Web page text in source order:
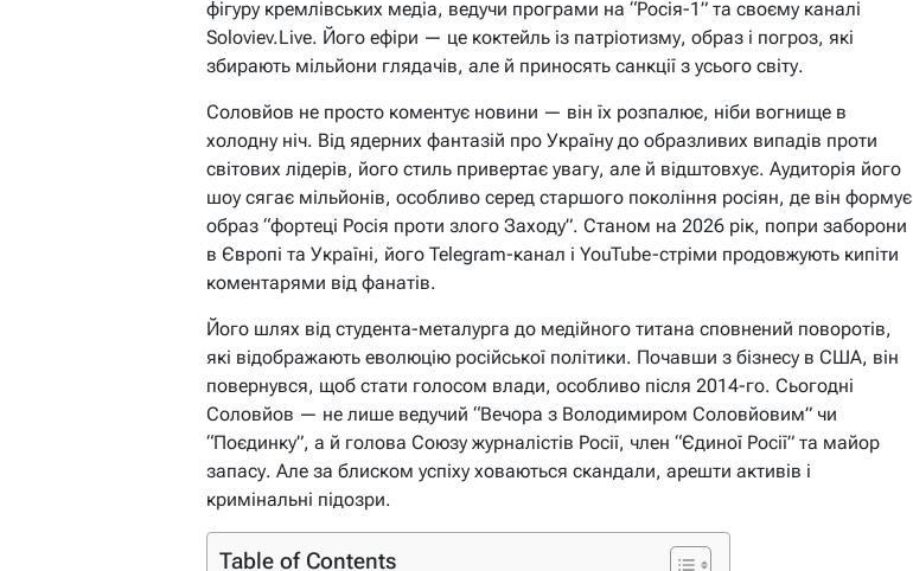
фігуру кремлівських медіа, ведучи програми на “Росія-1” та своєму каналі
Soloviev.Live. Його ефіри — це коктейль із патріотизму, образ і погроз, які
збирають мільйони глядачів, але й приносять санкції з усього світу.
Соловйов не просто коментує новини — він їх розпалює, ніби вогнище в
холодну ніч. Від ядерних фантазій про Україну до образливих випадів проти
світових лідерів, його стиль привертає увагу, але й відштовхує. Аудиторія його
шоу сягає мільйонів, особливо серед старшого покоління росіян, де він формує
образ “фортеці Росія проти злого Заходу”. Станом на 2026 рік, попри заборони
в Європі та Україні, його Telegram-канал і YouTube-стріми продовжують кипіти
коментарями від фанатів.
Його шлях від студента-металурга до медійного титана сповнений поворотів,
які відображають еволюцію російської політики. Почавши з бізнесу в США, він
повернувся, щоб стати голосом влади, особливо після 2014-го. Сьогодні
Соловйов — не лише ведучий “Вечора з Володимиром Соловйовим” чи
“Поєдинку”, а й голова Союзу журналістів Росії, член “Єдиної Росії” та майор
запасу. Але за блиском успіху ховаються скандали, арешти активів і
кримінальні підозри.
Table of Contents